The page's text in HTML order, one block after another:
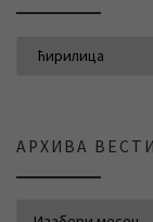
АРХИВА ВЕСТИ